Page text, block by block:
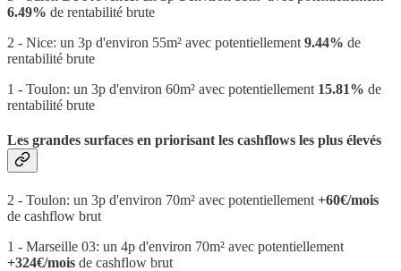
6.49% de rentabilité brute
2 - Nice: un 3p d'environ 55m² avec potentiellement 9.44% de
rentabilité brute
1 - Toulon: un 3p d'environ 60m² avec potentiellement 15.81% de
rentabilité brute
Les grandes surfaces en priorisant les cashflows les plus élevés
2 - Toulon: un 3p d'environ 70m² avec potentiellement +60€/mois
de cashflow brut
1 - Marseille 03: un 4p d'environ 70m² avec potentiellement
+324€/mois de cashflow brut